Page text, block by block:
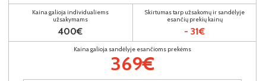
Kaina galioja individualiems
užsakymams
400€
Skirtumas tarp užsakomų ir sandėlyje
esančių prekių kainų
- 31€
Kaina galioja sandėlyje esančioms prekėms
369€